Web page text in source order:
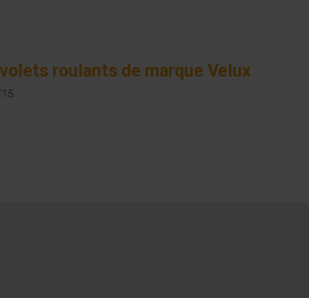
roulants de marque Velux